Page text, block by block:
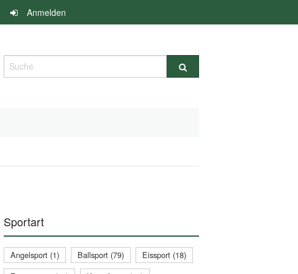
Anmelden
Suche
Sportart
Angelsport (1) Ballsport (79)
Eissport (18)